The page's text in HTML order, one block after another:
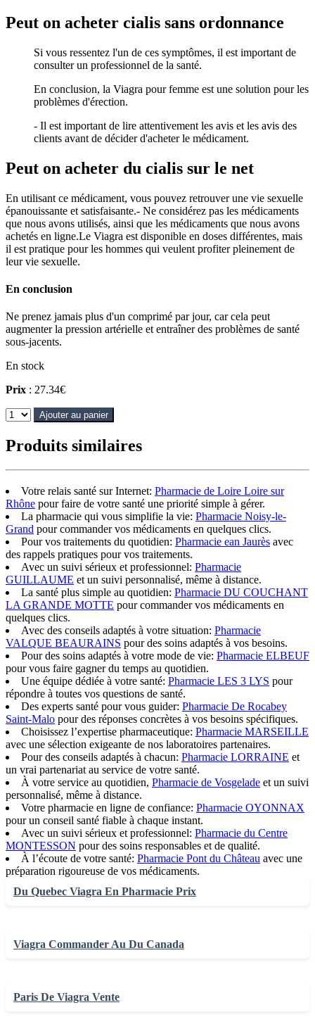
Peut on acheter cialis sans ordonnance
Si vous ressentez l'un de ces symptômes, il est important de
consulter un professionnel de la santé.
En conclusion, la Viagra pour femme est une solution pour les
problèmes d'érection.
- Il est important de lire attentivement les avis et les avis des
clients avant de décider d'acheter le médicament.
Peut on acheter du cialis sur le net
En utilisant ce médicament, vous pouvez retrouver une vie sexuelle
épanouissante et satisfaisante.- Ne considérez pas les médicaments
que nous avons utilisés, ainsi que les médicaments que nous avons
achetés en ligne.Le Viagra est disponible en doses différentes, mais
il est pratique pour les hommes qui veulent profiter pleinement de
leur vie sexuelle.
En conclusion
Ne prenez jamais plus d'un comprimé par jour, car cela peut
augmenter la pression artérielle et entraîner des problèmes de santé
sous-jacents.
En stock
Prix : 27.34€
Ajouter au panier
Produits similaires
Votre relais santé sur Internet: Pharmacie de Loire Loire sur
Rhône pour faire de votre santé une priorité simple à gérer.
La pharmacie qui vous simplifie la vie: Pharmacie Noisy-le-
Grand pour commander vos médicaments en quelques clics.
Pour vos traitements du quotidien: Pharmacie ean Jaurès avec
des rappels pratiques pour vos traitements.
Avec un suivi sérieux et professionnel: Pharmacie
GUILLAUME et un suivi personnalisé, même à distance.
La santé plus simple au quotidien: Pharmacie DU COUCHANT
LA GRANDE MOTTE pour commander vos médicaments en
quelques clics.
Avec des conseils adaptés à votre situation: Pharmacie
VALQUE BEAURAINS pour des soins adaptés à vos besoins.
Pour des soins adaptés à votre mode de vie: Pharmacie ELBEUF
pour vous faire gagner du temps au quotidien.
Une équipe dédiée à votre santé: Pharmacie LES 3 LYS pour
répondre à toutes vos questions de santé.
Des experts santé pour vous guider: Pharmacie De Rocabey
Saint-Malo pour des réponses concrètes à vos besoins spécifiques.
Choisissez l’expertise pharmaceutique: Pharmacie MARSEILLE
avec une sélection exigeante de nos laboratoires partenaires.
Pour des conseils adaptés à chacun: Pharmacie LORRAINE et
un vrai partenariat au service de votre santé.
À votre service au quotidien, Pharmacie de Vosgelade et un suivi
personnalisé, même à distance.
Votre pharmacie en ligne de confiance: Pharmacie OYONNAX
pour un conseil santé fiable à chaque instant.
Avec un suivi sérieux et professionnel: Pharmacie du Centre
MONTESSON pour des soins responsables et de qualité.
À l’écoute de votre santé: Pharmacie Pont du Château avec une
préparation rigoureuse de vos médicaments.
Du Quebec Viagra En Pharmacie Prix
Viagra Commander Au Du Canada
Paris De Viagra Vente